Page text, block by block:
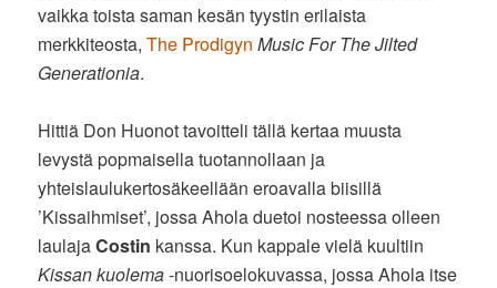
vaikka toista saman kesän tyystin erilaista
merkkiteosta,The Prodigyn Music For The Jilted
Generationia.
Hittiä Don Huonot tavoitteli tällä kertaa muusta
levystä popmaisella tuotannollaan ja
yhteislaulukertosäkeellään eroavalla biisillä
’Kissaihmiset’, jossa Ahola duetoi nosteessa olleen
laulajaCostin kanssa. Kun kappale vielä kuultiin
Kissan kuolema-nuorisoelokuvassa, jossa Ahola itse